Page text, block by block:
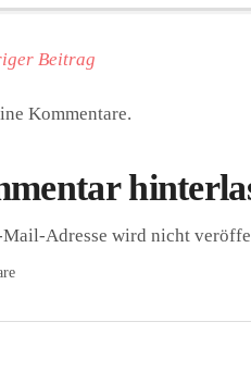
Beitrag
Kommentare.
Mail-Adresse wird nicht